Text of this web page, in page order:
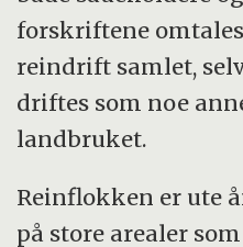
forskriftene
reindrift samlet,
driftes som noe
landbruket.
Reinflokken er ute
på store arealer